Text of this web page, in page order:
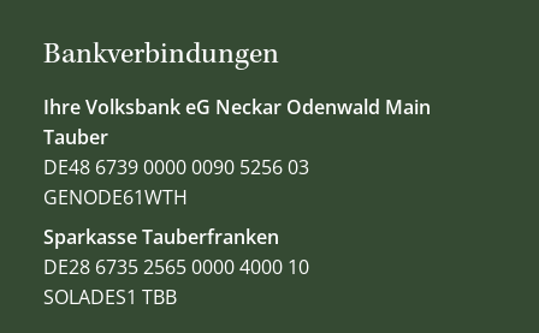
Bankverbindungen
Ihre Volksbank eG Neckar Odenwald Main
Tauber
DE48 6739 0000 0090 5256 03
GENODE61WTH
Sparkasse Tauberfranken
DE28 6735 2565 0000 4000 10
SOLADES1 TBB